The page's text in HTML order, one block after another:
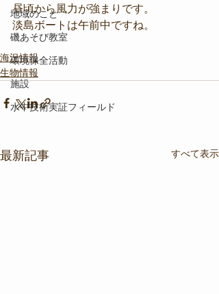
地域のこと
磯あそび教室
環境保全活動
施設
水中技術実証フィールド
昼頃から風力が強まりです。
淡島ボートは午前中ですね。
海況情報
生物情報
最新記事 すべて表示